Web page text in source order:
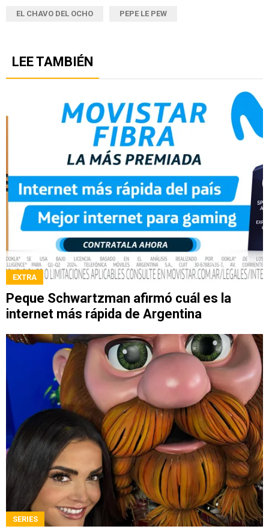
EL CHAVO DEL OCHO PEPE LE PEW
LEE TAMBIÉN
EXTRA
Peque Schwartzman afirmó cuál es la
internet más rápida de Argentina
SERIES